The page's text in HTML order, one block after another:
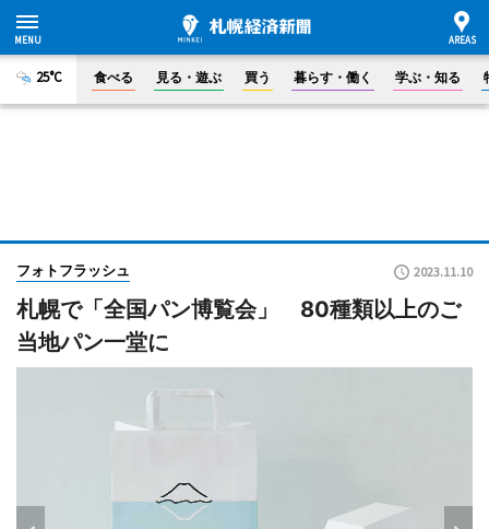
25°C 食べる 見る・遊ぶ 買う 暮らす・働く 学ぶ・知る
フォトフラッシュ 2023.11.10
札幌で「全国パン博覧会」 80種類以上のご
当地パン一堂に